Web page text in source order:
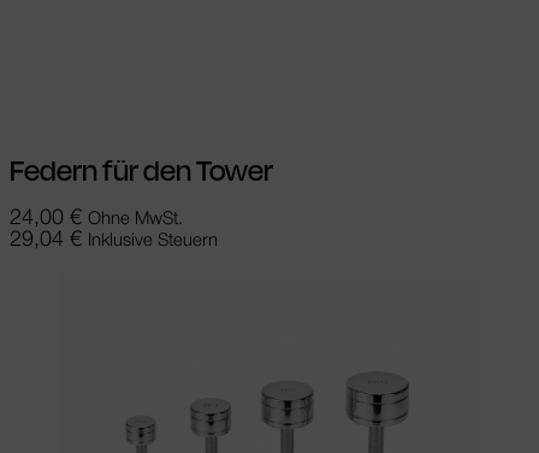
Federn für den Tower
24,00 € Ohne MwSt.
29,04 € Inklusive Steuern